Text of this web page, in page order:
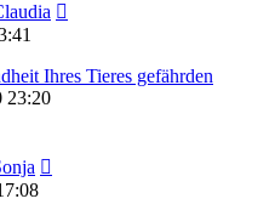
Ihres Tieres gefährden
23:20